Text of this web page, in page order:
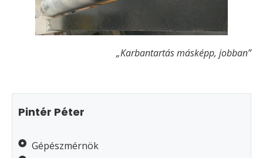
„Karbantartás másképp, jobban”
Pintér Péter
Gépészmérnök